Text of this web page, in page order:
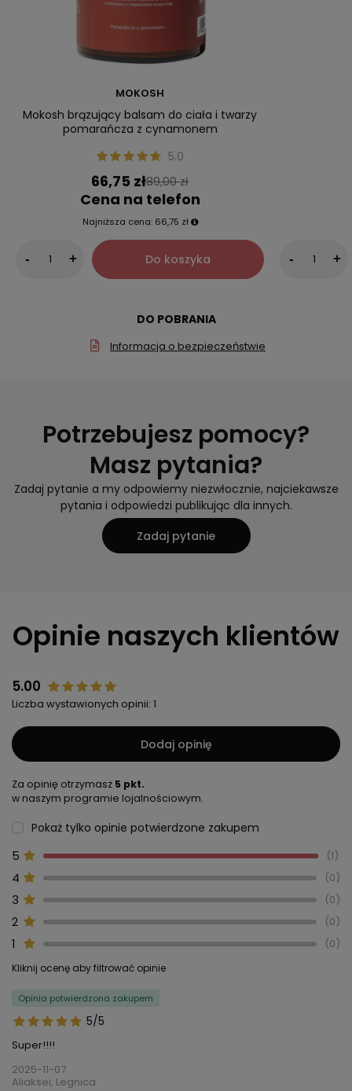
MOKOSH
Mokosh brązujący balsam do ciała i twarzy
pomarańcza z cynamonem
5.0
66,75 zł89,00 zł
Cena na telefon
Najniższa cena: 66,75 zł
- + Do koszyka - +
DO POBRANIA
Informacja o bezpieczeństwie
Potrzebujesz pomocy?
Masz pytania?
Zadaj pytanie a my odpowiemy niezwłocznie, najciekawsze
pytania i odpowiedzi publikując dla innych.
Zadaj pytanie
Opinie naszych klientów
5.00
Liczba wystawionych opinii: 1
Dodaj opinię
Za opinię otrzymasz 5 pkt.
w naszym programie lojalnościowym.
Pokaż tylko opinie potwierdzone zakupem
5 1
4 0
3 0
2 0
1 0
Kliknij ocenę aby filtrować opinie
5/5
Opinia potwierdzona zakupem
Super!!!!
2025-11-07
Aliaksei, Legnica